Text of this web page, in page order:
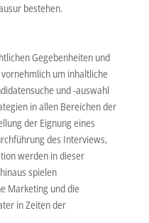
bestehen.
Gegebenheiten und
um inhaltliche
und -auswahl
in allen Bereichen der
der Eignung eines
des Interviews,
werden in dieser
spielen
Marketing und die
in Zeiten der